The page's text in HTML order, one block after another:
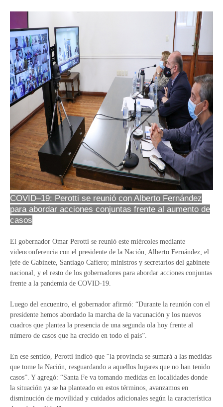
COVID–19: Perotti se reunió con Alberto Fernández
para abordar acciones conjuntas frente al aumento de
casos
El gobernador Omar Perotti se reunió este miércoles mediante
videoconferencia con el presidente de la Nación, Alberto Fernández; el
jefe de Gabinete, Santiago Cafiero; ministros y secretarios del gabinete
nacional, y el resto de los gobernadores para abordar acciones conjuntas
frente a la pandemia de COVID-19.
Luego del encuentro, el gobernador afirmó: “Durante la reunión con el
presidente hemos abordado la marcha de la vacunación y los nuevos
cuadros que plantea la presencia de una segunda ola hoy frente al
número de casos que ha crecido en todo el país”.
En ese sentido, Perotti indicó que “la provincia se sumará a las medidas
que tome la Nación, resguardando a aquellos lugares que no han tenido
casos”. Y agregó: “Santa Fe va tomando medidas en localidades donde
la situación ya se ha planteado en estos términos, avanzamos en
disminución de movilidad y cuidados adicionales según la característica